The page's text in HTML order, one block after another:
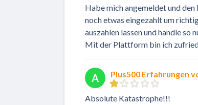
Habe mich angemeldet und
noch etwas eingezahlt um
auszahlen lassen und handle so
Mit der Plattform bin ich
A Plus500 Erfahrungen
Absolute Katastrophe!!!